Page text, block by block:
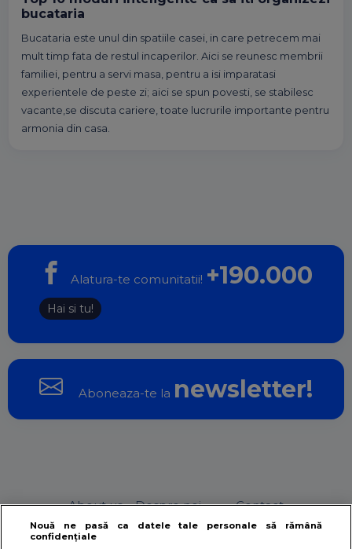
bucataria
Bucataria este unul din spatiile casei, in care petrecem mai
mult timp fata de restul incaperilor. Aici se reunesc membrii
familiei, pentru a servi masa, pentru a isi imparatasi
experientele de peste zi; aici se spun povesti, se stabilesc
vacante,se discuta cariere, toate lucrurile importante pentru
armonia din casa.
Alatura-te comunitatii! +190.000
Hai si tu!
Aboneaza-te la newsletter!
About us – Despre noi Contact
Nouă ne pasă ca datele tale personale să rămână
confidențiale